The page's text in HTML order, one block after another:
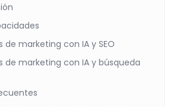
de marketing con IA y SEO
de marketing con IA y búsqueda